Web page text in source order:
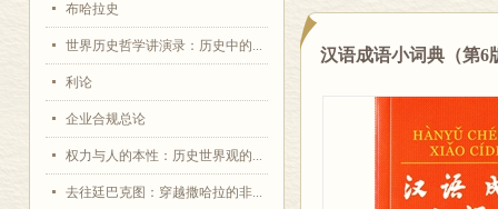
布哈拉史
世界历史哲学讲演录：历史中的...
利论
企业合规总论
权力与人的本性：历史世界观的...
去往廷巴克图：穿越撒哈拉的非...
汉语成语小词典（第6